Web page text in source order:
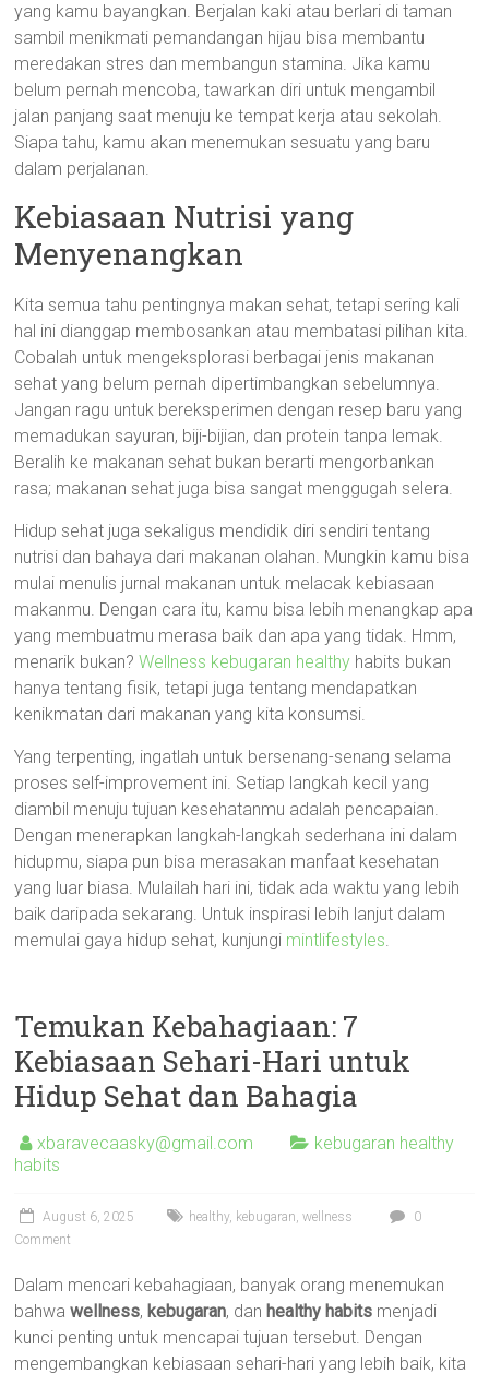
yang kamu bayangkan. Berjalan kaki atau berlari di taman
sambil menikmati pemandangan hijau bisa membantu
meredakan stres dan membangun stamina. Jika kamu
belum pernah mencoba, tawarkan diri untuk mengambil
jalan panjang saat menuju ke tempat kerja atau sekolah.
Siapa tahu, kamu akan menemukan sesuatu yang baru
dalam perjalanan.
Kebiasaan Nutrisi yang
Menyenangkan
Kita semua tahu pentingnya makan sehat, tetapi sering kali
hal ini dianggap membosankan atau membatasi pilihan kita.
Cobalah untuk mengeksplorasi berbagai jenis makanan
sehat yang belum pernah dipertimbangkan sebelumnya.
Jangan ragu untuk bereksperimen dengan resep baru yang
memadukan sayuran, biji-bijian, dan protein tanpa lemak.
Beralih ke makanan sehat bukan berarti mengorbankan
rasa; makanan sehat juga bisa sangat menggugah selera.
Hidup sehat juga sekaligus mendidik diri sendiri tentang
nutrisi dan bahaya dari makanan olahan. Mungkin kamu bisa
mulai menulis jurnal makanan untuk melacak kebiasaan
makanmu. Dengan cara itu, kamu bisa lebih menangkap apa
yang membuatmu merasa baik dan apa yang tidak. Hmm,
menarik bukan?Wellness kebugaran healthy habits bukan
hanya tentang fisik, tetapi juga tentang mendapatkan
kenikmatan dari makanan yang kita konsumsi.
Yang terpenting, ingatlah untuk bersenang-senang selama
proses self-improvement ini. Setiap langkah kecil yang
diambil menuju tujuan kesehatanmu adalah pencapaian.
Dengan menerapkan langkah-langkah sederhana ini dalam
hidupmu, siapa pun bisa merasakan manfaat kesehatan
yang luar biasa. Mulailah hari ini, tidak ada waktu yang lebih
baik daripada sekarang. Untuk inspirasi lebih lanjut dalam
memulai gaya hidup sehat, kunjungi mintlifestyles.
Temukan Kebahagiaan: 7
Kebiasaan Sehari-Hari untuk
Hidup Sehat dan Bahagia
xbaravecaasky@gmail.com
kebugaran healthy
habits
August 6, 2025 healthy, kebugaran,wellness
0
Comment
Dalam mencari kebahagiaan, banyak orang menemukan
bahwawellness, kebugaran, dan healthy habits menjadi
kunci penting untuk mencapai tujuan tersebut. Dengan
mengembangkan kebiasaan sehari-hari yang lebih baik, kita